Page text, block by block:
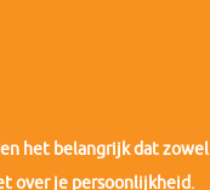
het belangrijk dat zowel
over je persoonlijkheid.